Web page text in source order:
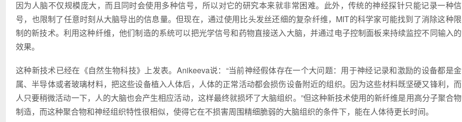
因为人脑不仅规模庞大，而且同时会使用多种信号，所以对它的研究本来就非常困难。此外，传统的神经探针只能记录一种信
号，也限制了任意时刻从大脑导出的信息量。但现在，通过使用比头发丝还细的复杂纤维，MIT的科学家可能找到了消除这种限
制的新技术。利用这种纤维，他们制造的系统可以把光学信号和药物直接送入大脑，并通过电子控制面板来持续监控不同输入的
效果。
这种新技术已经在《自然生物科技》上发表。Anikeeva说：“当前神经假体存在一个大问题：用于神经记录和激励的设备都是金
属、半导体或者玻璃材料，把这些设备植入人体后，人体的正常活动都会损伤设备附近的组织。因为这些材料既坚硬又锋利，而
人只要稍微活动一下，人的大脑也会产生相应活动，这样最终就损坏了大脑组织。”但这种新技术使用的新纤维是用高分子聚合物
制造，而这种聚合物和神经组织特性很相似，使得它在不损害周围精细脆弱的大脑组织的条件下，能在人体待更长时间。